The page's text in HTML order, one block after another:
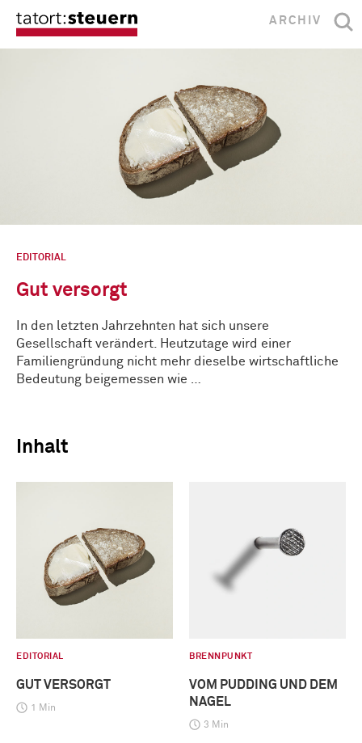
ARCHIV
EDITORIAL
Gut versorgt
In den letzten Jahrzehnten hat sich unsere
Gesellschaft verändert. Heutzutage wird einer
Familiengründung nicht mehr dieselbe wirtschaftliche
Bedeutung beigemessen wie …
Inhalt
EDITORIAL
GUT VERSORGT
1 Min
BRENNPUNKT
VOM PUDDING UND DEM
NAGEL
3 Min